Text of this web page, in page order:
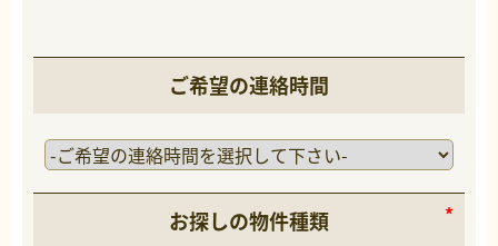
ご希望の連絡時間
お探しの物件種類